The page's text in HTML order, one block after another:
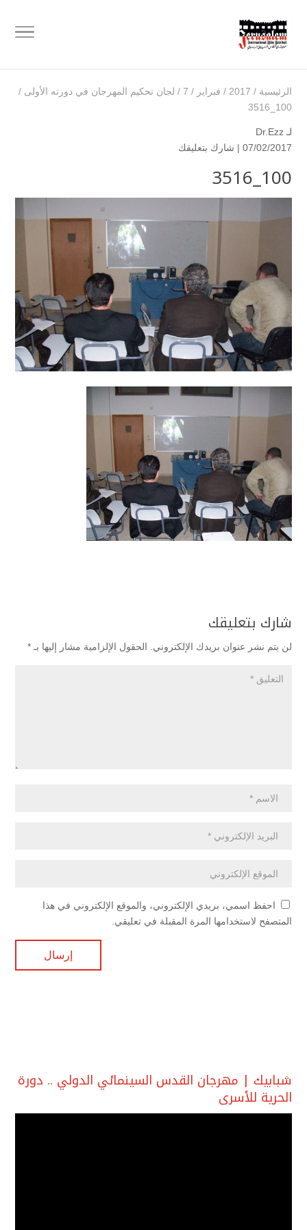
الرئيسية /
2017
/ فبراير /
7
/ لجان تحكيم المهرجان في دورته الأولى /
100_3516
لـ Dr.Ezz
07/02/2017 |
شارك بتعليقك
100_3516
شارك بتعليقك
لن يتم نشر عنوان بريدك الإلكتروني. الحقول الإلزامية مشار إليها بـ *
احفظ اسمي، بريدي الإلكتروني، والموقع الإلكتروني في هذا
المتصفح لاستخدامها المرة المقبلة في تعليقي.
شبابيك | مهرجان القدس السينمائي الدولي .. دورة
الحرية للأسرى